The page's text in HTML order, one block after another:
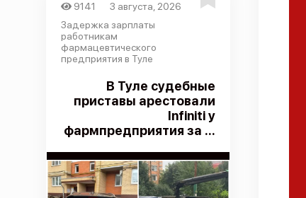
9141
3 августа, 2026
Задержка зарплаты
работникам
фармацевтического
предприятия в Туле
В Туле судебные
приставы арестовали
Infiniti у
фармпредприятия за ...